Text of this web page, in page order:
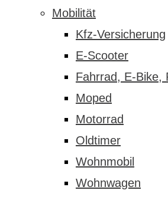
Mobilität
Kfz-Versicherung
E-Scooter
Fahrrad, E-Bike,
Moped
Motorrad
Oldtimer
Wohnmobil
Wohnwagen